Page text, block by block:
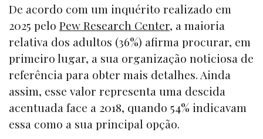
De acordo com um inquérito realizado em
2025 pelo Pew Research Center, a maioria
relativa dos adultos (36%) afirma procurar, em
primeiro lugar, a sua organização noticiosa de
referência para obter mais detalhes. Ainda
assim, esse valor representa uma descida
acentuada face a 2018, quando 54% indicavam
essa como a sua principal opção.